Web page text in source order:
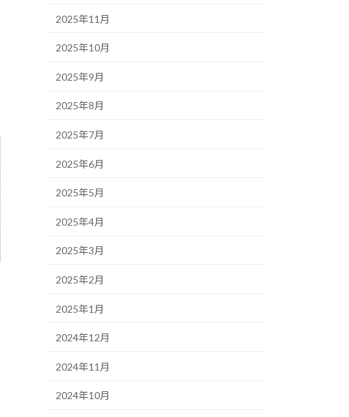
2025年11月
2025年10月
2025年9月
2025年8月
2025年7月
2025年6月
2025年5月
2025年4月
2025年3月
2025年2月
2025年1月
2024年12月
2024年11月
2024年10月